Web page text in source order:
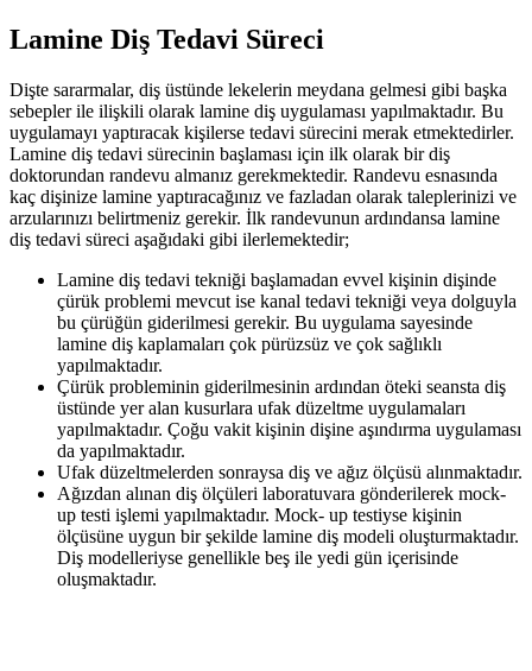
Lamine Diş Tedavi Süreci
Dişte sararmalar, diş üstünde lekelerin meydana gelmesi gibi başka
sebepler ile ilişkili olarak lamine diş uygulaması yapılmaktadır. Bu
uygulamayı yaptıracak kişilerse tedavi sürecini merak etmektedirler.
Lamine diş tedavi sürecinin başlaması için ilk olarak bir diş
doktorundan randevu almanız gerekmektedir. Randevu esnasında
kaç dişinize lamine yaptıracağınız ve fazladan olarak taleplerinizi ve
arzularınızı belirtmeniz gerekir. İlk randevunun ardındansa lamine
diş tedavi süreci aşağıdaki gibi ilerlemektedir;
Lamine diş tedavi tekniği başlamadan evvel kişinin dişinde
çürük problemi mevcut ise kanal tedavi tekniği veya dolguyla
bu çürüğün giderilmesi gerekir. Bu uygulama sayesinde
lamine diş kaplamaları çok pürüzsüz ve çok sağlıklı
yapılmaktadır.
Çürük probleminin giderilmesinin ardından öteki seansta diş
üstünde yer alan kusurlara ufak düzeltme uygulamaları
yapılmaktadır. Çoğu vakit kişinin dişine aşındırma uygulaması
da yapılmaktadır.
Ufak düzeltmelerden sonraysa diş ve ağız ölçüsü alınmaktadır.
Ağızdan alınan diş ölçüleri laboratuvara gönderilerek mock-
up testi işlemi yapılmaktadır. Mock- up testiyse kişinin
ölçüsüne uygun bir şekilde lamine diş modeli oluşturmaktadır.
Diş modelleriyse genellikle beş ile yedi gün içerisinde
oluşmaktadır.